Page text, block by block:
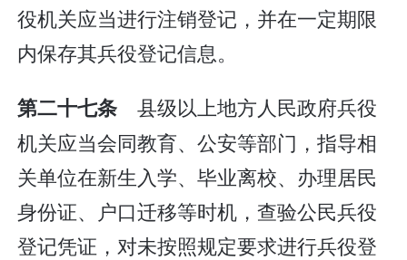
役机关应当进行注销登记，并在一定期限
内保存其兵役登记信息。
第二十七条县级以上地方人民政府兵役
机关应当会同教育、公安等部门，指导相
关单位在新生入学、毕业离校、办理居民
身份证、户口迁移等时机，查验公民兵役
登记凭证，对未按照规定要求进行兵役登